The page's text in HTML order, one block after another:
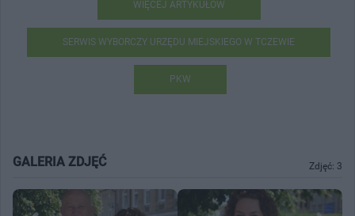
WIĘCEJ ARTYKUŁÓW
SERWIS WYBORCZY URZĘDU MIEJSKIEGO W TCZEWIE
PKW
Zdjęć: 3
GALERIA ZDJĘĆ